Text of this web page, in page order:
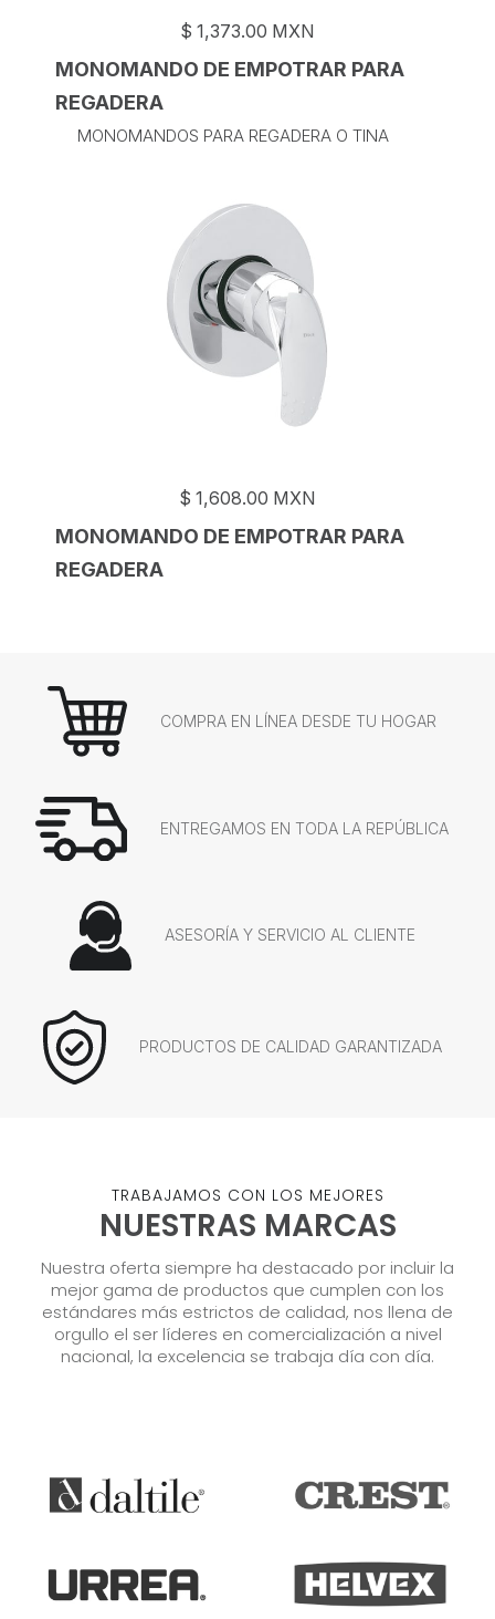
$ 1,373.00 MXN
MONOMANDO DE EMPOTRAR PARA
REGADERA
MONOMANDOS PARA REGADERA O TINA
$ 1,608.00 MXN
MONOMANDO DE EMPOTRAR PARA
REGADERA
COMPRA EN LÍNEA DESDE TU HOGAR
ENTREGAMOS EN TODA LA REPÚBLICA
ASESORÍA Y SERVICIO AL CLIENTE
PRODUCTOS DE CALIDAD GARANTIZADA
TRABAJAMOS CON LOS MEJORES
NUESTRAS MARCAS
Nuestra oferta siempre ha destacado por incluir la
mejor gama de productos que cumplen con los
estándares más estrictos de calidad, nos llena de
orgullo el ser líderes en comercialización a nivel
nacional, la excelencia se trabaja día con día.